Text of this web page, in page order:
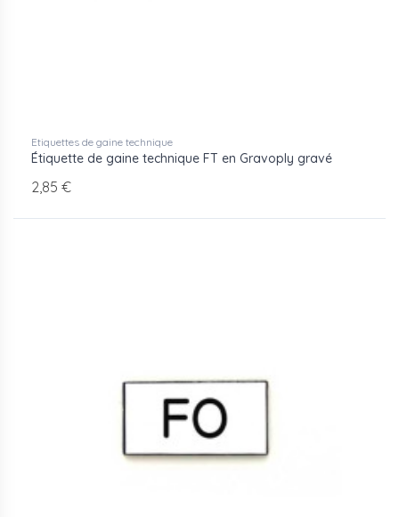
Etiquettes de gaine technique
Étiquette de gaine technique FT en Gravoply gravé
2,85 €